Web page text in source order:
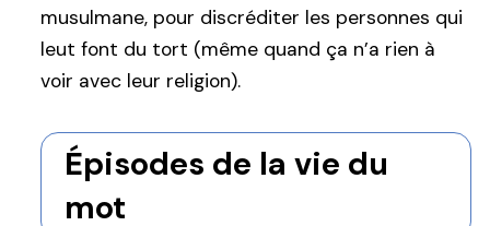
musulmane, pour discréditer les personnes qui
leut font du tort (même quand ça n’a rien à
voir avec leur religion).
Épisodes de la vie du
mot